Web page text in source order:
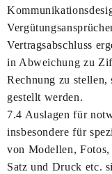
Vertragsabschluss
in Abweichung zu
Rechnung zu
gestellt werden.
7.4 Auslagen für
insbesondere für
von Modellen,
Satz und Druck etc.